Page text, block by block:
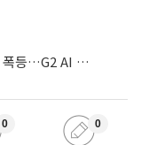
‘中 D램 굴기’ CXMT, 데뷔 첫날 466% 폭등…G2 AI 패권 ‘쩐의 전쟁’
0 0